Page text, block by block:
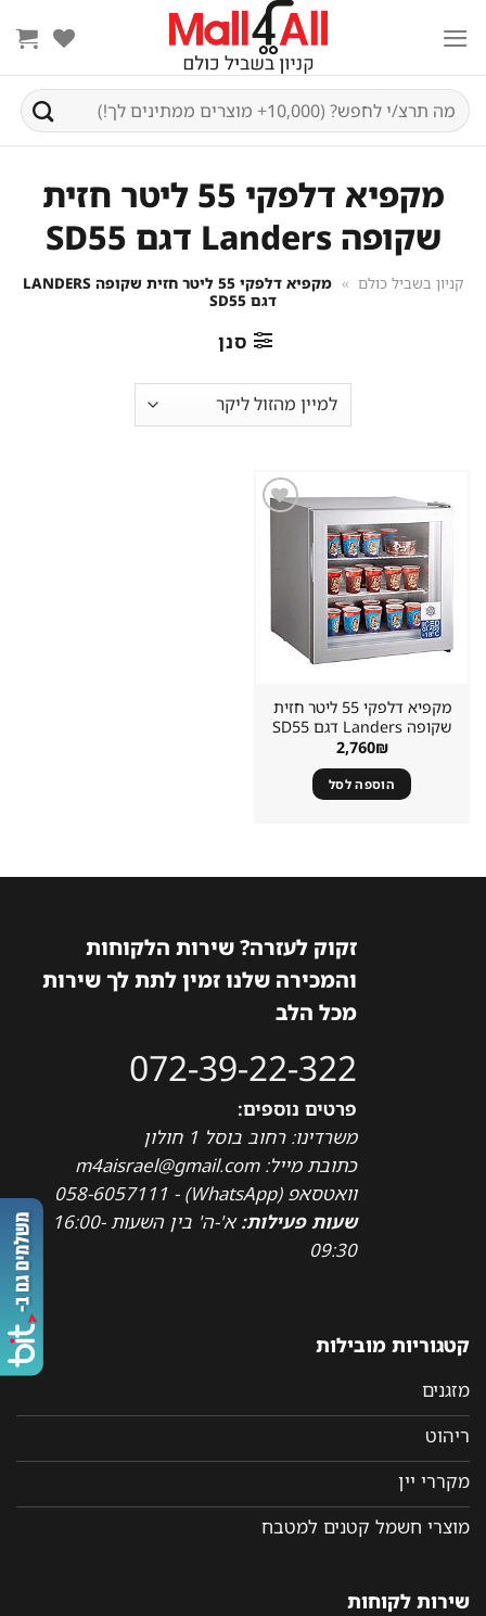
content
חיפוש
עבור:
מקפיא דלפקי 55 ליטר חזית
שקופה Landers דגם SD55
קניון בשביל כולם »
מקפיא דלפקי 55 ליטר חזית שקופה LANDERS
דגם SD55
סנן
מקפיא דלפקי 55 ליטר חזית
שקופה Landers דגם SD55
2,760₪
הוספה לסל
זקוק לעזרה? שירות הלקוחות
והמכירה שלנו זמין לתת לך שירות
מכל הלב
072-39-22-322
פרטים נוספים:
משרדינו: רחוב בוסל 1 חולון
כתובת מייל: m4aisrael@gmail.com
וואטסאפ (WhatsApp) - 058-6057111
שעות פעילות:
א'-ה' בין השעות 16:00-
09:30
קטגוריות מובילות
מזגנים
ריהוט
מקררי יין
מוצרי חשמל קטנים למטבח
שירות לקוחות